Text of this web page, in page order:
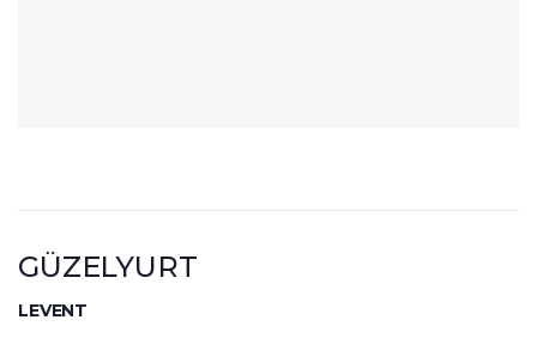
GÜZELYURT
LEVENT